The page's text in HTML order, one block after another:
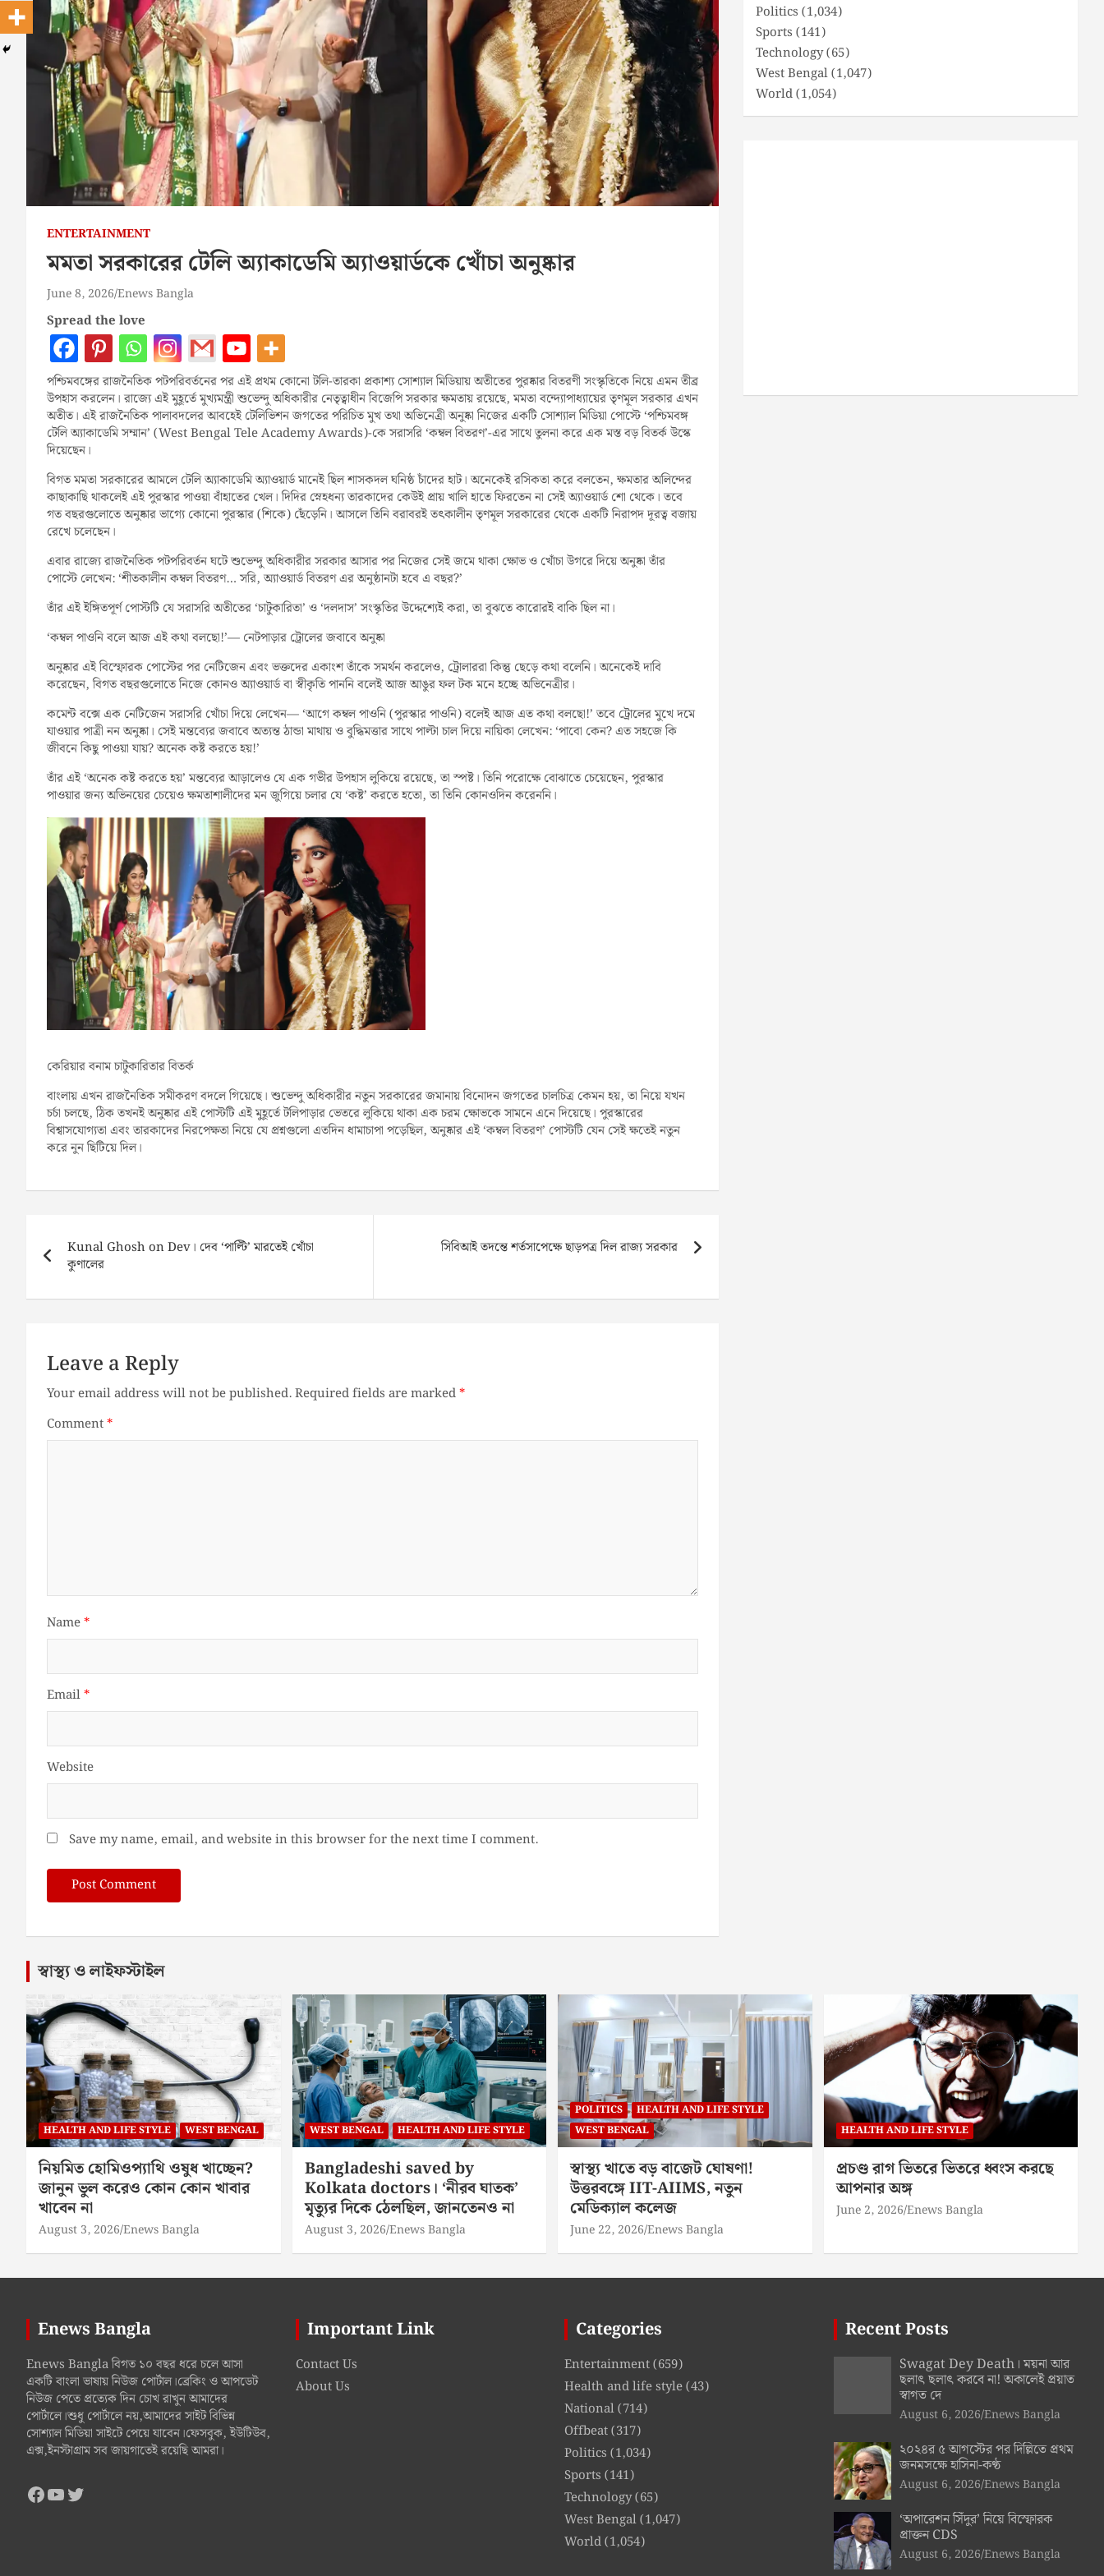
ENTERTAINMENT
মমতা সরকারের টেলি অ্যাকাডেমি অ্যাওয়ার্ডকে খোঁচা অনুষ্কার
June 8, 2026 Enews Bangla
Spread the love
পশ্চিমবঙ্গের রাজনৈতিক পটপরিবর্তনের পর এই প্রথম কোনো টলি-তারকা প্রকাশ্য সোশ্যাল মিডিয়ায় অতীতের পুরষ্কার বিতরণী সংস্কৃতিকে নিয়ে এমন তীব্র
উপহাস করলেন। রাজ্যে এই মুহূর্তে মুখ্যমন্ত্রী শুভেন্দু অধিকারীর নেতৃত্বাধীন বিজেপি সরকার ক্ষমতায় রয়েছে, মমতা বন্দ্যোপাধ্যায়ের তৃণমূল সরকার এখন
অতীত। এই রাজনৈতিক পালাবদলের আবহেই টেলিভিশন জগতের পরিচিত মুখ তথা অভিনেত্রী অনুষ্কা নিজের একটি সোশ্যাল মিডিয়া পোস্টে ‘পশ্চিমবঙ্গ
টেলি অ্যাকাডেমি সম্মান’ (West Bengal Tele Academy Awards)-কে সরাসরি ‘কম্বল বিতরণ’-এর সাথে তুলনা করে এক মস্ত বড় বিতর্ক উস্কে
দিয়েছেন।
বিগত মমতা সরকারের আমলে টেলি অ্যাকাডেমি অ্যাওয়ার্ড মানেই ছিল শাসকদল ঘনিষ্ঠ চাঁদের হাট। অনেকেই রসিকতা করে বলতেন, ক্ষমতার অলিন্দের
কাছাকাছি থাকলেই এই পুরস্কার পাওয়া বাঁহাতের খেল। দিদির স্নেহধন্য তারকাদের কেউই প্রায় খালি হাতে ফিরতেন না সেই অ্যাওয়ার্ড শো থেকে। তবে
গত বছরগুলোতে অনুষ্কার ভাগ্যে কোনো পুরস্কার (শিকে) ছেঁড়েনি। আসলে তিনি বরাবরই তৎকালীন তৃণমূল সরকারের থেকে একটি নিরাপদ দূরত্ব বজায়
রেখে চলেছেন।
এবার রাজ্যে রাজনৈতিক পটপরিবর্তন ঘটে শুভেন্দু অধিকারীর সরকার আসার পর নিজের সেই জমে থাকা ক্ষোভ ও খোঁচা উগরে দিয়ে অনুষ্কা তাঁর
পোস্টে লেখেন: ‘শীতকালীন কম্বল বিতরণ… সরি, অ্যাওয়ার্ড বিতরণ এর অনুষ্ঠানটা হবে এ বছর?’
তাঁর এই ইঙ্গিতপূর্ণ পোস্টটি যে সরাসরি অতীতের ‘চাটুকারিতা’ ও ‘দলদাস’ সংস্কৃতির উদ্দেশ্যেই করা, তা বুঝতে কারোরই বাকি ছিল না।
‘কম্বল পাওনি বলে আজ এই কথা বলছো!’— নেটপাড়ার ট্রোলের জবাবে অনুষ্কা
অনুষ্কার এই বিস্ফোরক পোস্টের পর নেটিজেন এবং ভক্তদের একাংশ তাঁকে সমর্থন করলেও, ট্রোলাররা কিন্তু ছেড়ে কথা বলেনি। অনেকেই দাবি
করেছেন, বিগত বছরগুলোতে নিজে কোনও অ্যাওয়ার্ড বা স্বীকৃতি পাননি বলেই আজ আঙুর ফল টক মনে হচ্ছে অভিনেত্রীর।
কমেন্ট বক্সে এক নেটিজেন সরাসরি খোঁচা দিয়ে লেখেন— ‘আগে কম্বল পাওনি (পুরস্কার পাওনি) বলেই আজ এত কথা বলছো!’ তবে ট্রোলের মুখে দমে
যাওয়ার পাত্রী নন অনুষ্কা। সেই মন্তব্যের জবাবে অত্যন্ত ঠান্ডা মাথায় ও বুদ্ধিমত্তার সাথে পাল্টা চাল দিয়ে নায়িকা লেখেন: ‘পাবো কেন? এত সহজে কি
জীবনে কিছু পাওয়া যায়? অনেক কষ্ট করতে হয়!’
তাঁর এই ‘অনেক কষ্ট করতে হয়’ মন্তব্যের আড়ালেও যে এক গভীর উপহাস লুকিয়ে রয়েছে, তা স্পষ্ট। তিনি পরোক্ষে বোঝাতে চেয়েছেন, পুরস্কার
পাওয়ার জন্য অভিনয়ের চেয়েও ক্ষমতাশালীদের মন জুগিয়ে চলার যে ‘কষ্ট’ করতে হতো, তা তিনি কোনওদিন করেননি।
কেরিয়ার বনাম চাটুকারিতার বিতর্ক
বাংলায় এখন রাজনৈতিক সমীকরণ বদলে গিয়েছে। শুভেন্দু অধিকারীর নতুন সরকারের জমানায় বিনোদন জগতের চালচিত্র কেমন হয়, তা নিয়ে যখন
চর্চা চলছে, ঠিক তখনই অনুষ্কার এই পোস্টটি এই মুহূর্তে টলিপাড়ার ভেতরে লুকিয়ে থাকা এক চরম ক্ষোভকে সামনে এনে দিয়েছে। পুরস্কারের
বিশ্বাসযোগ্যতা এবং তারকাদের নিরপেক্ষতা নিয়ে যে প্রশ্নগুলো এতদিন ধামাচাপা পড়েছিল, অনুষ্কার এই ‘কম্বল বিতরণ’ পোস্টটি যেন সেই ক্ষতেই নতুন
করে নুন ছিটিয়ে দিল।
navigation
Kunal Ghosh on Dev। দেব ‘পাল্টি’ মারতেই খোঁচা
কুণালের
সিবিআই তদন্তে শর্তসাপেক্ষে ছাড়পত্র দিল রাজ্য সরকার
Leave a Reply
Your email address will not be published.Required fields are marked*
Comment*
Name*
Email*
Website
Save my name, email, and website in this browser for the next time I comment.
Politics (1,034)
Sports (141)
Technology(65)
West Bengal(1,047)
World(1,054)
স্বাস্থ্য ও লাইফস্টাইল
HEALTH AND LIFE STYLE WEST BENGAL
নিয়মিত হোমিওপ্যাথি ওষুধ খাচ্ছেন?
জানুন ভুল করেও কোন কোন খাবার
খাবেন না
August 3, 2026 Enews Bangla
WEST BENGAL HEALTH AND LIFE STYLE
Bangladeshi saved by
Kolkata doctors। ‘নীরব ঘাতক’
মৃত্যুর দিকে ঠেলছিল, জানতেনও না
August 3, 2026 Enews Bangla
POLITICS
HEALTH AND LIFE STYLE
WEST BENGAL
স্বাস্থ্য খাতে বড় বাজেট ঘোষণা!
উত্তরবঙ্গে IIT-AIIMS, নতুন
মেডিক্যাল কলেজ
June 22, 2026 Enews Bangla
HEALTH AND LIFE STYLE
প্রচণ্ড রাগ ভিতরে ভিতরে ধ্বংস করছে
আপনার অঙ্গ
June 2, 2026 Enews Bangla
Enews Bangla
Enews Bangla বিগত ১০ বছর ধরে চলে আসা
একটি বাংলা ভাষায় নিউজ পোর্টাল।ব্রেকিং ও আপডেট
নিউজ পেতে প্রত্যেক দিন চোখ রাখুন আমাদের
পোর্টালে।শুধু পোর্টালে নয়,আমাদের সাইট বিভিন্ন
সোশ্যাল মিডিয়া সাইটে পেয়ে যাবেন।ফেসবুক, ইউটিউব,
এক্স,ইনস্টাগ্রাম সব জায়গাতেই রয়েছি আমরা।
Facebook
YouTube
Twitter
Important Link
Contact Us
About Us
Categories
Entertainment(659)
Health and life style(43)
National(714)
Offbeat(317)
Politics (1,034)
Sports (141)
Technology(65)
West Bengal(1,047)
World(1,054)
Recent Posts
Swagat Dey Death। ময়না আর
ছলাৎ ছলাৎ করবে না! অকালেই প্রয়াত
স্বাগত দে
August 6, 2026 Enews Bangla
২০২৪র ৫ আগস্টের পর দিল্লিতে প্রথম
জনমসক্ষে হাসিনা-কণ্ঠ
August 6, 2026 Enews Bangla
‘অপারেশন সিঁদুর’ নিয়ে বিস্ফোরক
প্রাক্তন CDS
August 6, 2026 Enews Bangla